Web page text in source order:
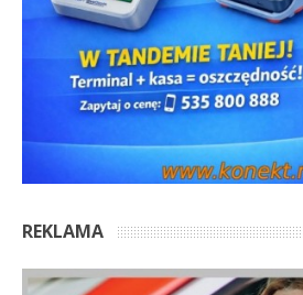
REKLAMA